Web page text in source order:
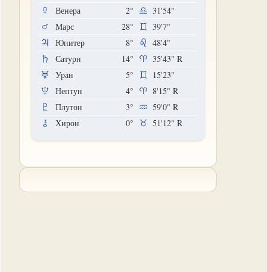
Венера 2°
31'54"
Марс
28°
39'7"
Юпитер
8°
48'4"
Сатурн
14° 35'43" R
Уран
5°
15'23"
Нептун
4° 8'15" R
Плутон
3° 59'0" R
Хирон
0° 51'12" R